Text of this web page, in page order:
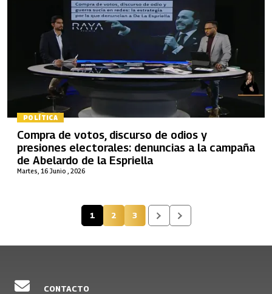
POLÍTICA
Martes, 16 Junio , 2026
Compra de votos, discurso de odios y
presiones electorales: denuncias a la campaña
de Abelardo de la Espriella
Página actual
1 Página
2 Página
3
CONTACTO